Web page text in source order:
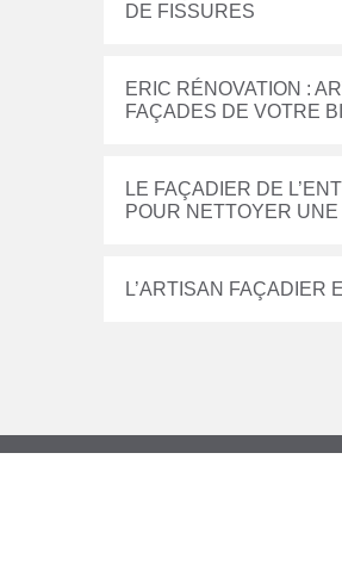
DE FISSURES
ERIC RÉNOVATION :
FAÇADES DE VOTRE
LE FAÇADIER DE
POUR NETTOYER
L’ARTISAN FAÇADIER